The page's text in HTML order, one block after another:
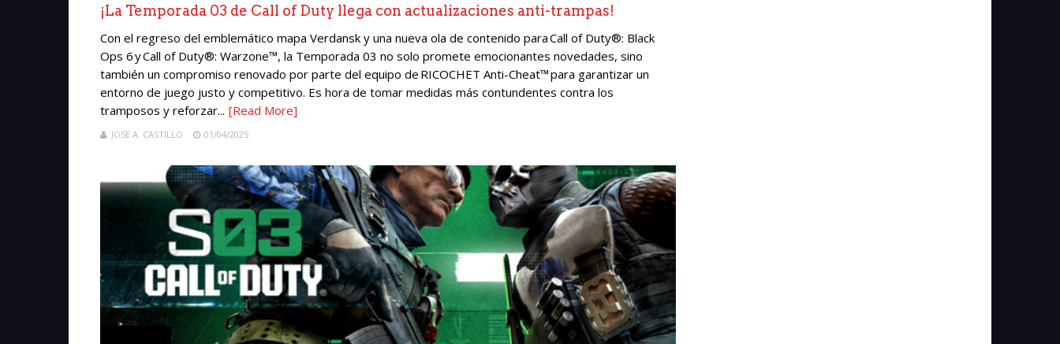
¡La Temporada 03 de Call of Duty llega con actualizaciones anti-trampas!
Con el regreso del emblemático mapa Verdansk y una nueva ola de contenido para Call of Duty®: Black
Ops 6 y Call of Duty®: Warzone™, la Temporada 03 no solo promete emocionantes novedades, sino
también un compromiso renovado por parte del equipo de RICOCHET Anti-Cheat™ para garantizar un
entorno de juego justo y competitivo. Es hora de tomar medidas más contundentes contra los
tramposos y reforzar... [Read More]
JOSE A. CASTILLO 01/04/2025